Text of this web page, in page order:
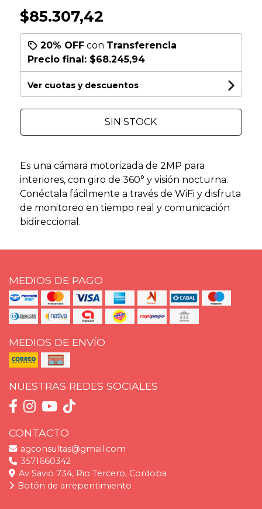
$85.307,42
20% OFFcon Transferencia
Precio final: $68.245,94
Ver cuotas y descuentos
SIN STOCK
Es una cámara motorizada de 2MP para
interiores, con giro de 360° y visión nocturna.
Conéctala fácilmente a través de WiFi y disfruta
de monitoreo en tiempo real y comunicación
bidireccional.
MEDIOS DE PAGO
MEDIOS DE ENVÍO
NUESTRAS REDES SOCIALES
CONTACTO
agconsultas@gmail.com
3571660342
Av Savio 734, Rio Tercero, Cordoba
Botón de arrepentimiento